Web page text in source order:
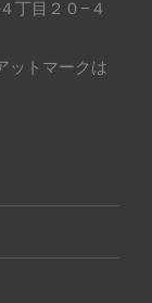
丁目２０−４
ットマークは